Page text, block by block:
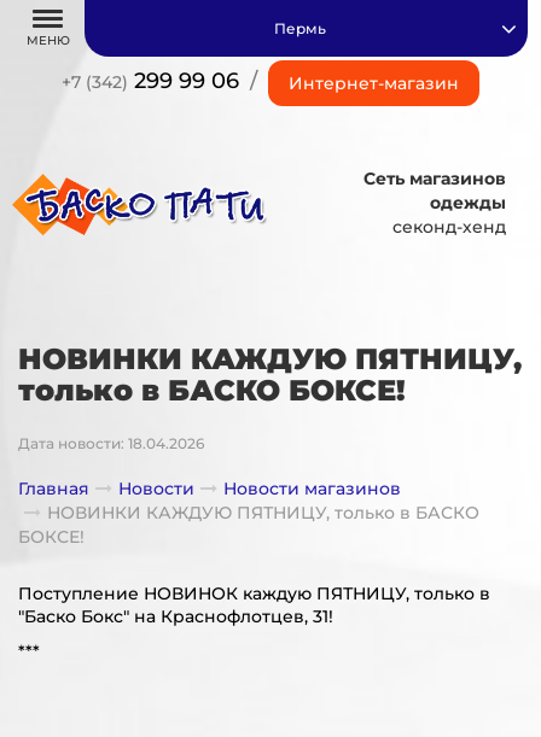
МЕНЮ
+7 (342) 299 99 06 / Интернет-магазин
Пермь
Сеть магазинов
одежды
секонд-хенд
НОВИНКИ КАЖДУЮ ПЯТНИЦУ,
только в БАСКО БОКСЕ!
Дата новости: 18.04.2026
Главная Новости
Новости магазинов
НОВИНКИ КАЖДУЮ ПЯТНИЦУ, только в БАСКО
БОКСЕ!
Поступление НОВИНОК каждую ПЯТНИЦУ, только в
"Баско Бокс" на Краснофлотцев, 31!
***